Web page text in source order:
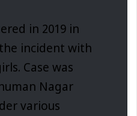
in 2019 in
incident with
Case was
Nagar
various